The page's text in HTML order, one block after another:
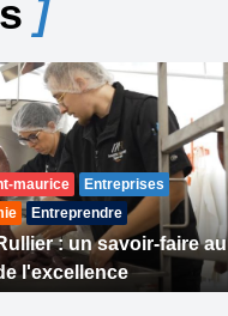
]
maurice
Entreprises
Entreprendre
: un savoir-faire au
l'excellence